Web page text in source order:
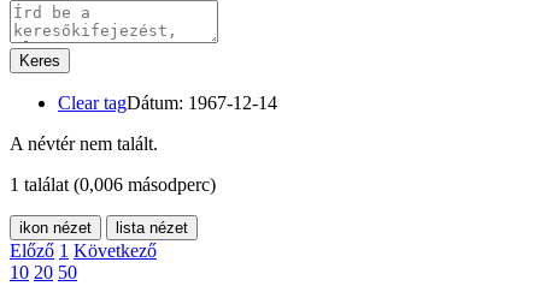
Keres
Clear tagDátum: 1967-12-14
A névtér nem talált.
1 találat (0,006 másodperc)
ikon nézet lista nézet
Előző 1 Következő
10 20 50